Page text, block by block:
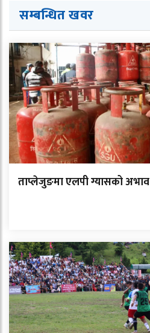
सम्बन्धित खवर
ताप्लेजुङमा एलपी ग्यासको अभाव